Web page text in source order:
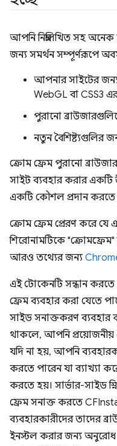
আপনি নিম্নলিখিত সহ
জন্য সমর্থন সম্পূর্ণরূপে
আপনার সাইটের
WebGL বা CSS3
পুরানো
নতুন বৈশিষ্ট্যগুলির
ক্রোম ফ্রেম পুরানো
সাইট ব্যবহার করার একটি
একটি কৌশল প্রদান করতে
ক্রোম ফ্রেম প্রেরণ করে যে
শিরোনামটিকে "ক্রোমফ্রেম"
আরও তথ্যের জন্য
এই টোকেনটি সন্ধান
ফ্রেম ব্যবহার করা যেতে
সাইড সনাক্তকরণ ব্যবহার
থাকলে, আপনি প্রয়োজনীয়
যদি না হয়, আপনি
করতে পারেন যা ব্যাখ্যা
করতে হয়। সার্ভার-সাইড
ফ্রেম সনাক্ত করতে
ব্যবহারকারীদের তাদের
ইনস্টল করার জন্য অনুরোধ